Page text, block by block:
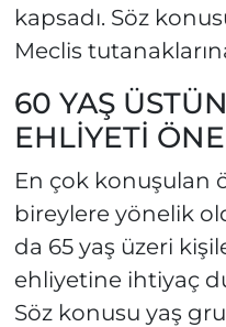
kapsadı. Söz
Meclis
60 YAŞ
EHLİYETİ
En çok konuşulan
bireylere yönelik
da 65 yaş üzeri
ehliyetine ihtiyaç
Söz konusu yaş